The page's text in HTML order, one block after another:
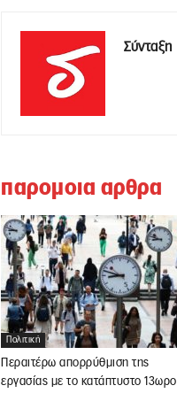
Σύνταξη
παρομοια αρθρα
Πολιτική
Περαιτέρω απορρύθμιση της
εργασίας με το κατάπτυστο 13ωρο